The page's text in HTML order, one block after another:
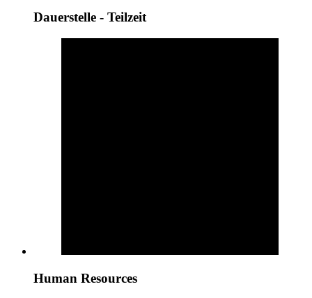
Dauerstelle - Teilzeit
Human Resources